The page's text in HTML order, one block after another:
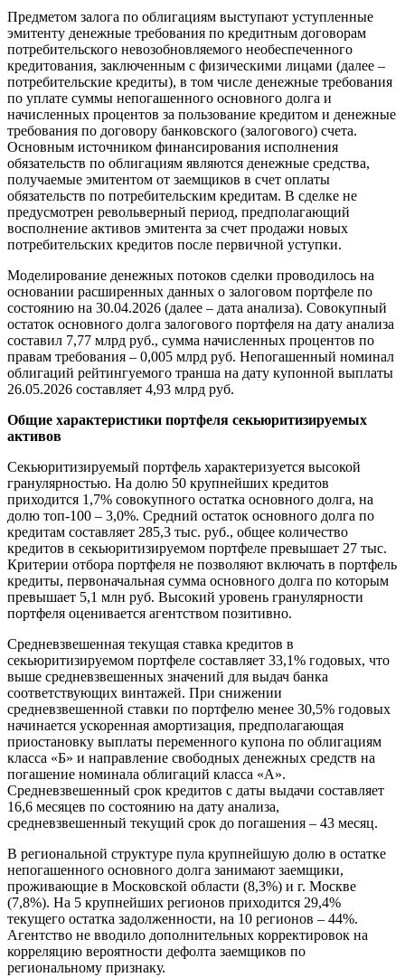
Предметом залога по облигациям выступают уступленные
эмитенту денежные требования по кредитным договорам
потребительского невозобновляемого необеспеченного
кредитования, заключенным с физическими лицами (далее –
потребительские кредиты), в том числе денежные требования
по уплате суммы непогашенного основного долга и
начисленных процентов за пользование кредитом и денежные
требования по договору банковского (залогового) счета.
Основным источником финансирования исполнения
обязательств по облигациям являются денежные средства,
получаемые эмитентом от заемщиков в счет оплаты
обязательств по потребительским кредитам. В сделке не
предусмотрен револьверный период, предполагающий
восполнение активов эмитента за счет продажи новых
потребительских кредитов после первичной уступки.
Моделирование денежных потоков сделки проводилось на
основании расширенных данных о залоговом портфеле по
состоянию на 30.04.2026 (далее – дата анализа). Совокупный
остаток основного долга залогового портфеля на дату анализа
составил 7,77 млрд руб., сумма начисленных процентов по
правам требования – 0,005 млрд руб. Непогашенный номинал
облигаций рейтингуемого транша на дату купонной выплаты
26.05.2026 составляет 4,93 млрд руб.
Общие характеристики портфеля секьюритизируемых
активов
Секьюритизируемый портфель характеризуется высокой
гранулярностью. На долю 50 крупнейших кредитов
приходится 1,7% совокупного остатка основного долга, на
долю топ-100 – 3,0%. Средний остаток основного долга по
кредитам составляет 285,3 тыс. руб., общее количество
кредитов в секьюритизируемом портфеле превышает 27 тыс.
Критерии отбора портфеля не позволяют включать в портфель
кредиты, первоначальная сумма основного долга по которым
превышает 5,1 млн руб. Высокий уровень гранулярности
портфеля оценивается агентством позитивно.
Средневзвешенная текущая ставка кредитов в
секьюритизируемом портфеле составляет 33,1% годовых, что
выше средневзвешенных значений для выдач банка
соответствующих винтажей. При снижении
средневзвешенной ставки по портфелю менее 30,5% годовых
начинается ускоренная амортизация, предполагающая
приостановку выплаты переменного купона по облигациям
класса «Б» и направление свободных денежных средств на
погашение номинала облигаций класса «А».
Средневзвешенный срок кредитов с даты выдачи составляет
16,6 месяцев по состоянию на дату анализа,
средневзвешенный текущий срок до погашения – 43 месяц.
В региональной структуре пула крупнейшую долю в остатке
непогашенного основного долга занимают заемщики,
проживающие в Московской области (8,3%) и г. Москве
(7,8%). На 5 крупнейших регионов приходится 29,4%
текущего остатка задолженности, на 10 регионов – 44%.
Агентство не вводило дополнительных корректировок на
корреляцию вероятности дефолта заемщиков по
региональному признаку.